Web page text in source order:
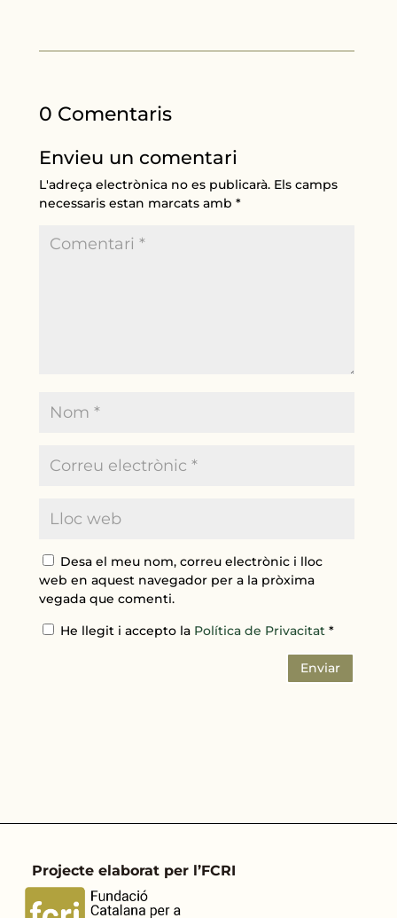
0 Comentaris
Envieu un comentari
L'adreça electrònica no es publicarà. Els camps
necessaris estan marcats amb*
Desa el meu nom, correu electrònic i lloc
web en aquest navegador per a la pròxima
vegada que comenti.
He llegit i accepto la Política de Privacitat*
Enviar
Projecte elaborat per l’FCRI